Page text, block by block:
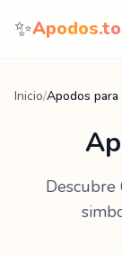
Saltar al
✨
Inicio/Apodos para
Descubre